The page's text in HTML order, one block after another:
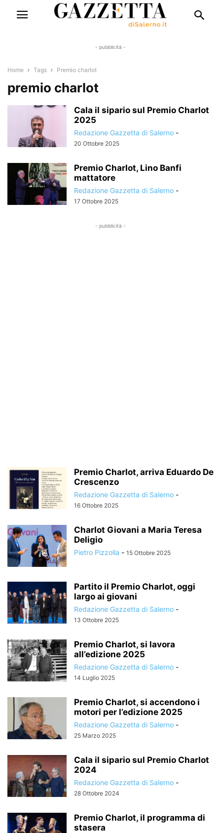
- pubblicità -
Home Tags Premio charlot
premio charlot
Cala il sipario sul Premio Charlot
2025
Redazione Gazzetta di Salerno -
20 Ottobre 2025
Premio Charlot, Lino Banfi
mattatore
Redazione Gazzetta di Salerno -
17 Ottobre 2025
- pubblicità -
Premio Charlot, arriva Eduardo De
Crescenzo
Redazione Gazzetta di Salerno -
16 Ottobre 2025
Charlot Giovani a Maria Teresa
Deligio
Pietro Pizzolla - 15 Ottobre 2025
Partito il Premio Charlot, oggi
largo ai giovani
Redazione Gazzetta di Salerno -
13 Ottobre 2025
Premio Charlot, si lavora
all’edizione 2025
Redazione Gazzetta di Salerno -
14 Luglio 2025
Premio Charlot, si accendono i
motori per l’edizione 2025
Redazione Gazzetta di Salerno -
25 Marzo 2025
Cala il sipario sul Premio Charlot
2024
Redazione Gazzetta di Salerno -
28 Ottobre 2024
Premio Charlot, il programma di
stasera